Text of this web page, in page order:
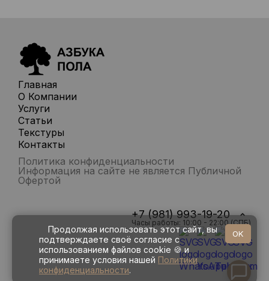
Главная
О Компании
Услуги
Статьи
Текстуры
Контакты
Политика конфиденциальности
Информация на сайте не является Публичной
Офертой
+7 (981) 993-19-20
Часы работы: 10:00 - 22:00 (СПБ)
Продолжая использовать этот сайт, вы
подтверждаете своё согласие с
использованием файлов cookie 🍪 и
принимаете условия нашей Политики
конфиденциальности.
OK